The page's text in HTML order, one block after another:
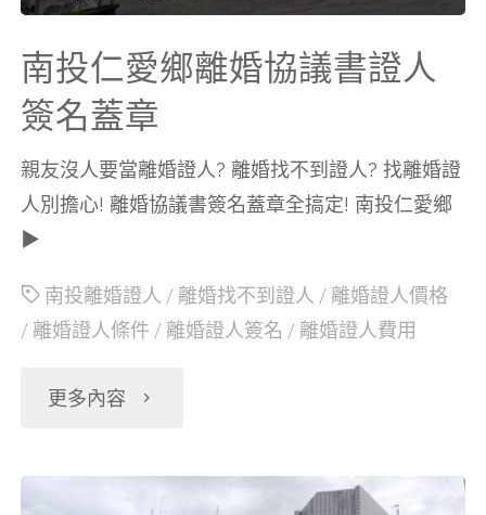
南投仁愛鄉離婚協議書證人
簽名蓋章
親友沒人要當離婚證人? 離婚找不到證人? 找離婚證
人別擔心! 離婚協議書簽名蓋章全搞定! 南投仁愛鄉
▶
南投離婚證人 / 離婚找不到證人 / 離婚證人價格
/ 離婚證人條件 / 離婚證人簽名 / 離婚證人費用
更多內容 "南